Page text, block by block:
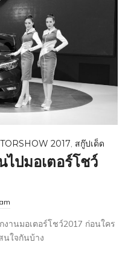
2017, สกู๊ปเด็ด
ปมอเตอร์โชว์
านมอเตอร์โชว์2017 ก่อนใคร
ใจกันบ้าง